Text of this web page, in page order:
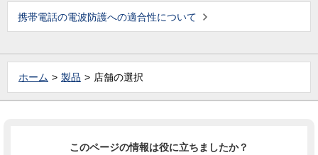
携帯電話の電波防護への適合性について
ホーム 製品 店舗の選択
このページの情報は役に立ちましたか？